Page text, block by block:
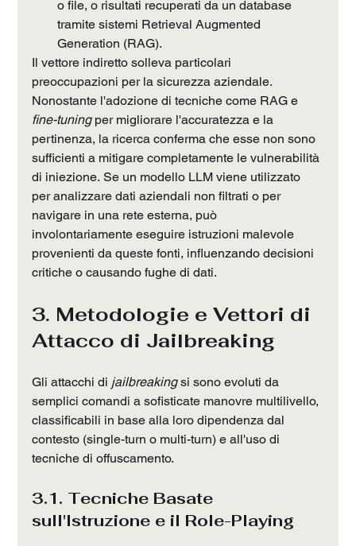
o file, o risultati recuperati da un database
tramite sistemi Retrieval Augmented
Generation (RAG).
Il vettore indiretto solleva particolari
preoccupazioni per la sicurezza aziendale.
Nonostante l'adozione di tecniche come RAG e
fine-tuning per migliorare l'accuratezza e la
pertinenza, la ricerca conferma che esse non sono
sufficienti a mitigare completamente le vulnerabilità
di iniezione. Se un modello LLM viene utilizzato
per analizzare dati aziendali non filtrati o per
navigare in una rete esterna, può
involontariamente eseguire istruzioni malevole
provenienti da queste fonti, influenzando decisioni
critiche o causando fughe di dati.
3. Metodologie e Vettori di
Attacco di Jailbreaking
Gli attacchi di jailbreaking si sono evoluti da
semplici comandi a sofisticate manovre multilivello,
classificabili in base alla loro dipendenza dal
contesto (single-turn o multi-turn) e all'uso di
tecniche di offuscamento.
3.1. Tecniche Basate
sull'Istruzione e il Role-Playing